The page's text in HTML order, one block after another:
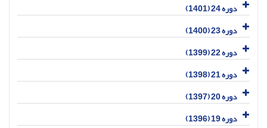
دوره 24 (1401)
دوره 23 (1400)
دوره 22 (1399)
دوره 21 (1398)
دوره 20 (1397)
دوره 19 (1396)